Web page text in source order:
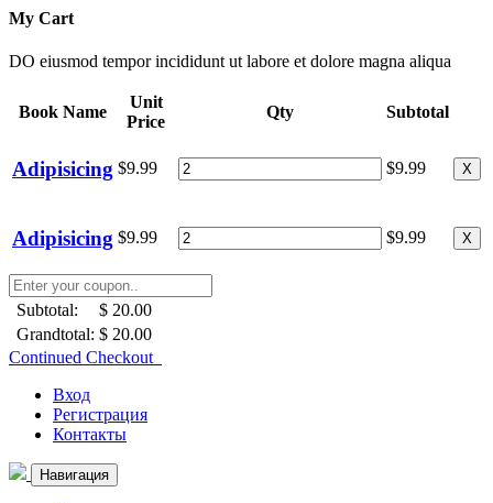
My Cart
DO eiusmod tempor incididunt ut labore et dolore magna aliqua
Book Name
Unit
Price
Qty Subtotal
Adipisicing $9.99 $9.99 X
Adipisicing $9.99 $9.99 X
Subtotal:
$ 20.00
Grandtotal: $ 20.00
Continued Checkout
Вход
Регистрация
Контакты
Навигация